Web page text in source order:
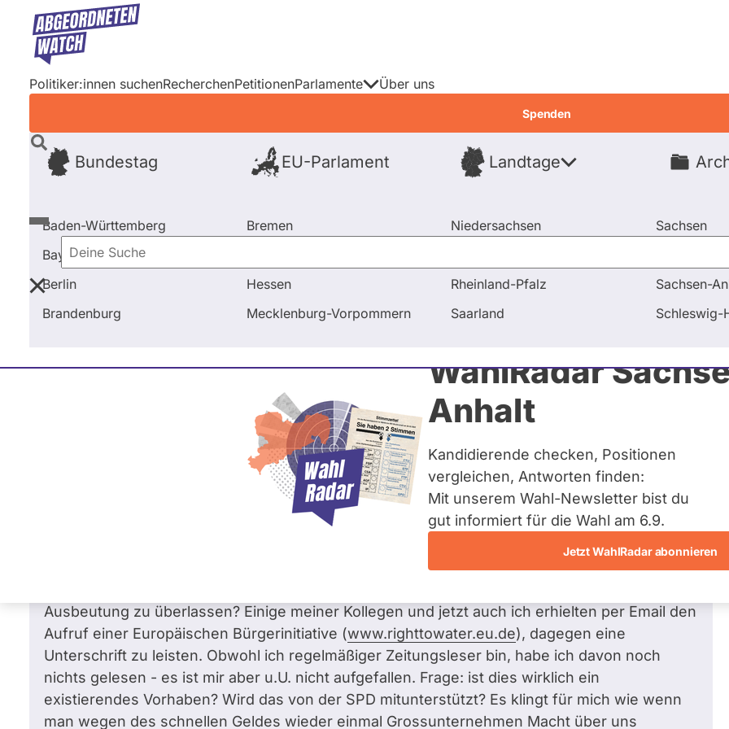
Direkt
Inhalt
Politiker:innen suchenRecherchenPetitionenParlamente
Bundestag EU-Parlament Landtage
Baden-Württemberg
Bayern
Berlin
Brandenburg
Bremen
Hessen
Mecklenburg-Vorpommern
Niedersachsen
Rheinland-Pfalz
Saarland
Sachsen
Sachsen-
Schleswig-
Über uns
Spenden
Deine
Suche
WahlRadar
Anhalt
Kandidierende checken, Positionen
vergleichen, Antworten finden:
Mit unserem Wahl-Newsletter bist du
gut informiert für die Wahl am 6.9.
Jetzt WahlRadar abonnieren
Startseite Frage stellen Martin Burkert Fragen und Antworten Frage an Martin Burkert bezüglich
Martin Burkert Zum Profil
Willi B.bezüglich Außenpolitik und internationale
Ausbeutung zu überlassen? Einige meiner Kollegen und jetzt auch ich erhielten per Email den
Aufruf einer Europäischen Bürgerinitiative (www.righttowater.eu.de), dagegen eine
Unterschrift zu leisten. Obwohl ich regelmäßiger Zeitungsleser bin, habe ich davon noch
nichts gelesen - es ist mir aber u.U. nicht aufgefallen. Frage: ist dies wirklich ein
existierendes Vorhaben? Wird das von der SPD mitunterstützt? Es klingt für mich wie wenn
man wegen des schnellen Geldes wieder einmal Grossunternehmen Macht über uns